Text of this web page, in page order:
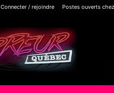
Connecter / rejoindre Postes ouverts
Horreur
Québec